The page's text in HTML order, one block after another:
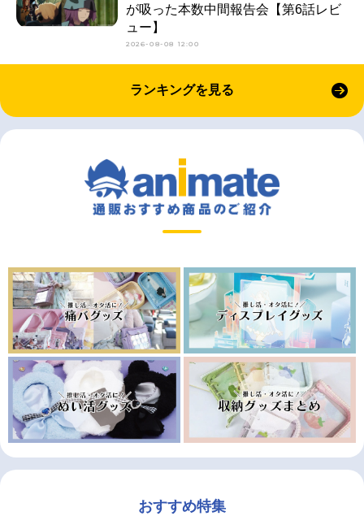
が吸った本数中間報告会【第6話レビ
ュー】
2026-08-08 12:00
ランキングを見る
おすすめ特集